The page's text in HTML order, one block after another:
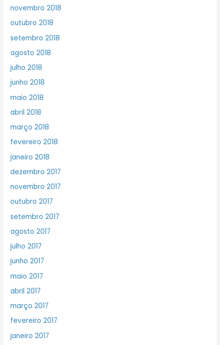
novembro 2018
outubro 2018
setembro 2018
agosto 2018
julho 2018
junho 2018
maio 2018
abril 2018
março 2018
fevereiro 2018
janeiro 2018
dezembro 2017
novembro 2017
outubro 2017
setembro 2017
agosto 2017
julho 2017
junho 2017
maio 2017
abril 2017
março 2017
fevereiro 2017
janeiro 2017